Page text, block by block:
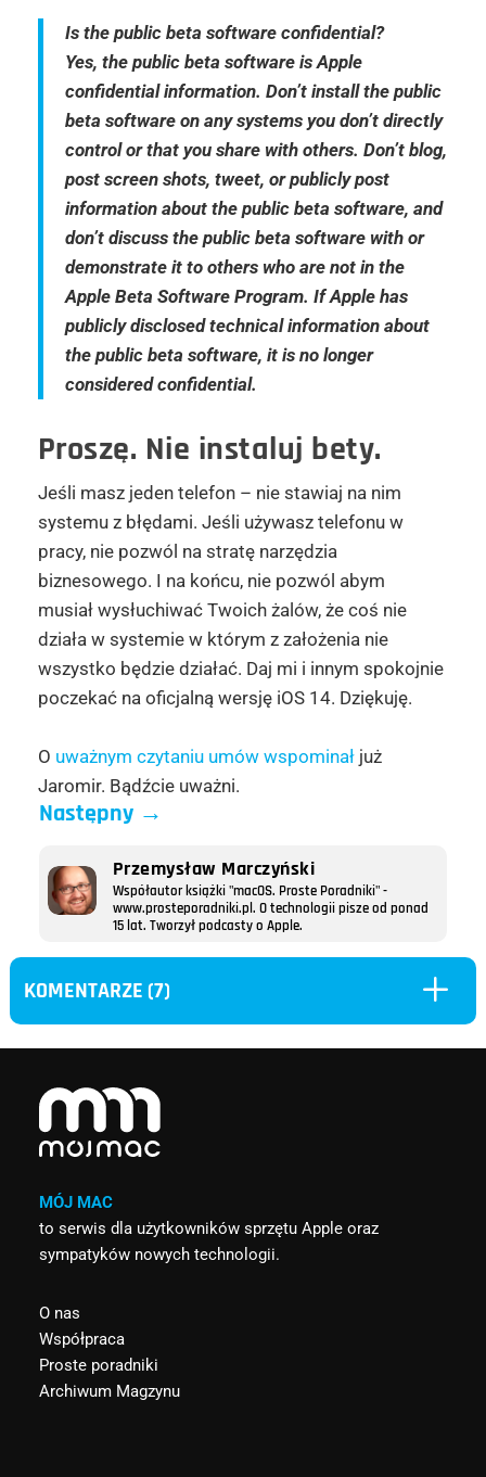
Is the public beta software confidential?
Yes, the public beta software is Apple
confidential information. Don’t install the public
beta software on any systems you don’t directly
control or that you share with others. Don’t blog,
post screen shots, tweet, or publicly post
information about the public beta software, and
don’t discuss the public beta software with or
demonstrate it to others who are not in the
Apple Beta Software Program. If Apple has
publicly disclosed technical information about
the public beta software, it is no longer
considered confidential.
Proszę. Nie instaluj bety.
Jeśli masz jeden telefon – nie stawiaj na nim
systemu z błędami. Jeśli używasz telefonu w
pracy, nie pozwól na stratę narzędzia
biznesowego. I na końcu, nie pozwól abym
musiał wysłuchiwać Twoich żalów, że coś nie
działa w systemie w którym z założenia nie
wszystko będzie działać. Daj mi i innym spokojnie
poczekać na oficjalną wersję iOS 14. Dziękuję.
O uważnym czytaniu umów wspominałjuż
Jaromir. Bądźcie uważni.
Następny→
Przemysław Marczyński
Współautor książki "macOS. Proste Poradniki" -
www.prosteporadniki.pl. O technologii pisze od ponad
15 lat. Tworzył podcasty o Apple.
KOMENTARZE (7) L
MÓJ MAC
to serwis dla użytkowników sprzętu Apple oraz
sympatyków nowych technologii.
O nas
Współpraca
Proste poradniki
Archiwum Magzynu